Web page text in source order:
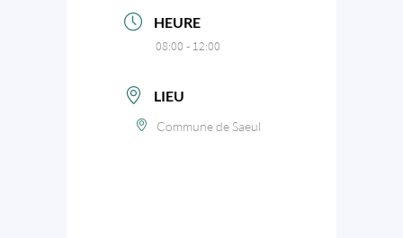
HEURE
08:00 - 12:00
LIEU
Commune de Saeul